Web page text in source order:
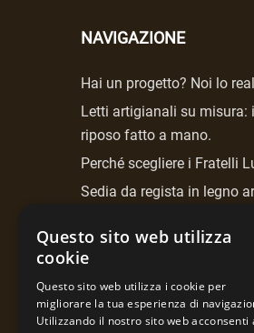
NAVIGAZIONE
Hai un progetto? Noi lo
Letti artigianali su misura:
riposo fatto a mano.
Perché scegliere i Fratelli
Sedia da regista in legno
NEWSLETTER
Iscrivendoti alla newsletter
Questo sito web utilizza
cookie
Questo sito web utilizza i cookie per
migliorare la tua esperienza di
Utilizzando il nostro sito web acconsenti